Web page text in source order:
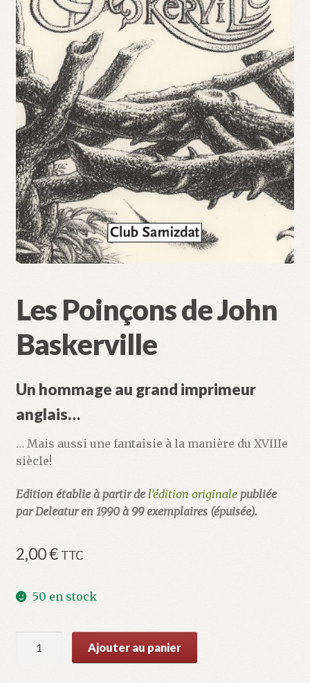
Les Poinçons de John
Baskerville
Un hommage au grand imprimeur
anglais…
… Mais aussi une fantaisie à la manière du XVIIIe
siècle!
Edition établie à partir del’édition originalepubliée
par Deleatur en 1990 à 99 exemplaires (épuisée).
2,00€ TTC
50 en stock
Ajouter au panier